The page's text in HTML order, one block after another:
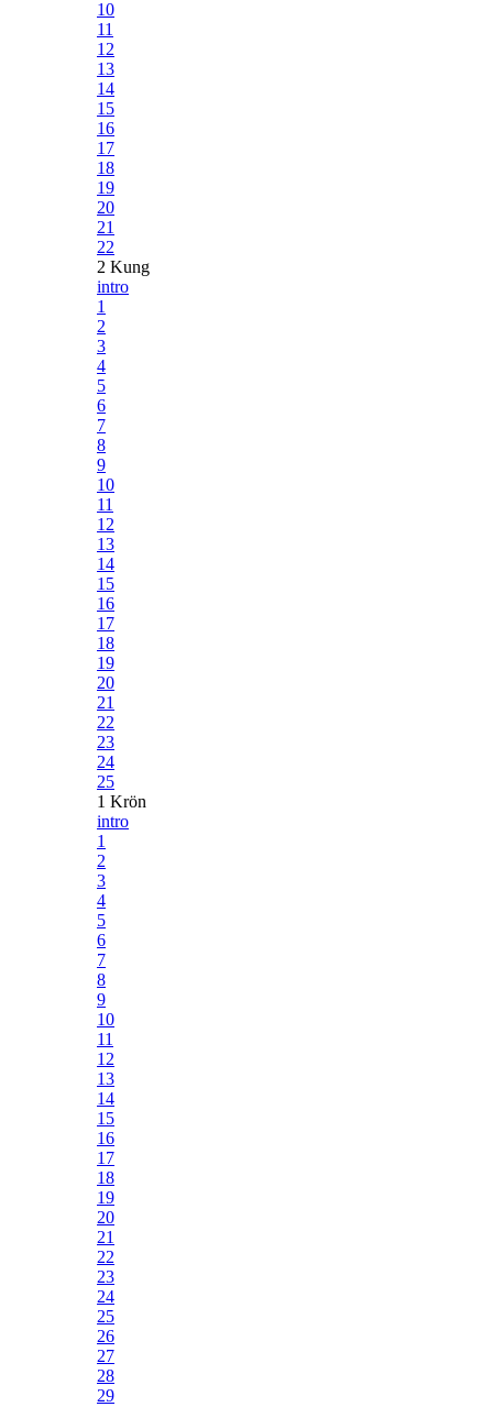
10
11
12
13
14
15
16
17
18
19
20
21
22
2 Kung
intro
1
2
3
4
5
6
7
8
9
10
11
12
13
14
15
16
17
18
19
20
21
22
23
24
25
1 Krön
intro
1
2
3
4
5
6
7
8
9
10
11
12
13
14
15
16
17
18
19
20
21
22
23
24
25
26
27
28
29